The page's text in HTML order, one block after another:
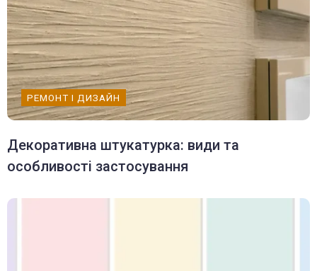
РЕМОНТ І ДИЗАЙН
Декоративна штукатурка: види та
особливості застосування